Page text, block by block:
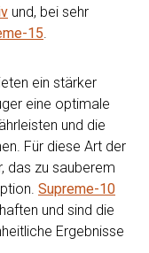
und, bei sehr
15.
ein stärker
eine optimale
und die
Für diese Art der
das zu sauberem
Supreme-10
und sind die
Ergebnisse